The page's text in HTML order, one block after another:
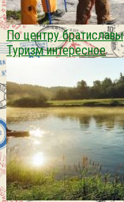
По центру братиславы
Туризм интересное